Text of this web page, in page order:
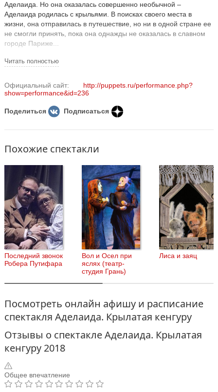
Аделаида. Но она оказалась совершенно необычной –
Аделаида родилась с крыльями. В поисках своего места в
жизни, она отправилась в путешествие, но ни в одной стране ее
не смогли принять, пока она однажды не оказалась в славном
городе Париже...
Спектакль Александры Ловянниковой – о том, как интересно,
отличаться от остальных и искать свое призвание. Зрителей
ждет постановка с использованием самых разнообразных
средств театра кукол: картонные геометрические фигуры на
глазах превратятся в персонажей, а также многое будет создано
приемами остроумного и загадочного теневого театра.
«Аделаида. Крылатая кенгуру» — спектакль, который будет
интересен, как детям, так и родителям: юная публика увидит, как
из простых подручных материалов и фонарика можно самим
создать настоящий спектакль, а взрослые насладятся живой
музыкой, под сопровождение которой будет рассказана история
про необычную и отважную кенгуру Аделаиду.
Читать полностью
Официальный сайт:
http://puppets.ru/performance.php?
show=performance&id=236
Поделиться Подписаться
Похожие спектакли
Последний звонок
Робера Путифара
Вол и Осел при
яслях (театр-
студия Грань)
Лиса и заяц
Посмотреть онлайн афишу и расписание
спектакля Аделаида. Крылатая кенгуру
Отзывы о спектакле Аделаида. Крылатая
кенгуру 2018
Общее впечатление